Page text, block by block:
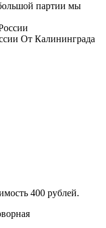
партии мы
От Калининграда
400 рублей.